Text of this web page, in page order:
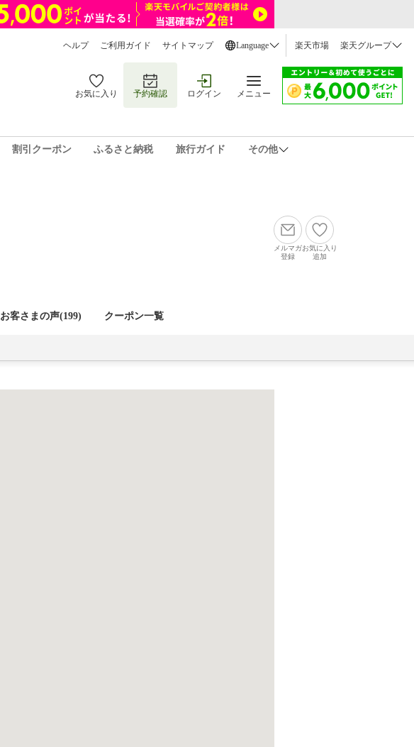
ヘルプ ご利用ガイド サイトマップ Language 楽天市場 楽天グループ
お気に入り 予約確認 ログイン メニュー
割引クーポン ふるさと納税 旅行ガイド その他
メルマガ
登録
お気に入り
追加
お客さまの声(199) クーポン一覧